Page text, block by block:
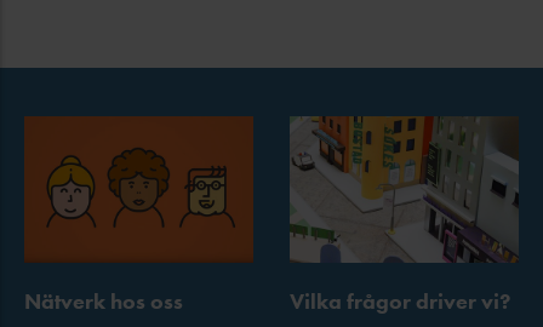
Nätverk hos oss
Vilka frågor driver vi?